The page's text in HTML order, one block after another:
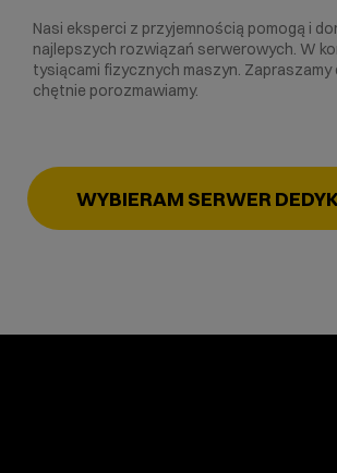
Nasi eksperci z przyjemnością pomogą i
najlepszych rozwiązań serwerowych. W
tysiącami fizycznych maszyn. Zapraszamy
chętnie porozmawiamy.
WYBIERAM SERWER